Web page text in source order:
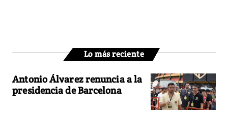
Lo más reciente
Antonio Álvarez renuncia a la
presidencia de Barcelona